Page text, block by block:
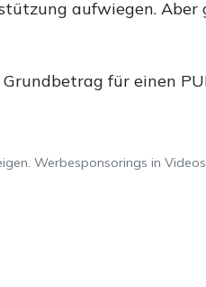
aufwiegen.
für einen
Werbesponsorings in